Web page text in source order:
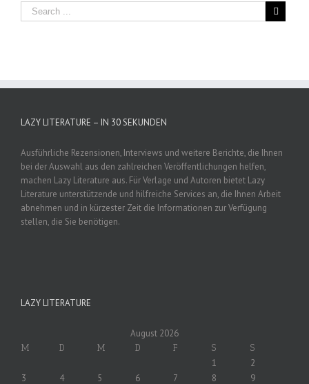
LAZY LITERATURE – IN 30 SEKUNDEN
Ausführliche Rezensionen, Interviews und weitere Berichte, die Ihnen
bei der Auswahl aus den zahlreichen Veröffentlichungen helfen,
machen Lazy Literature aus. Für Verlage und Autoren bietet Lazy
Literature unterstützende und hilfreiche Services an, die Ihnen Arbeit
abnehmen und in kürzester Zeit die Informationen zur Verfügung
stellen, die Sie benötigen.
LAZY LITERATURE
August 2026
M D M D F S S
1
2
3
4 5 6 7 8 9